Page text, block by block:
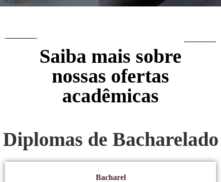
Saiba mais sobre
nossas ofertas
acadêmicas
Diplomas de Bacharelado
Bacharel